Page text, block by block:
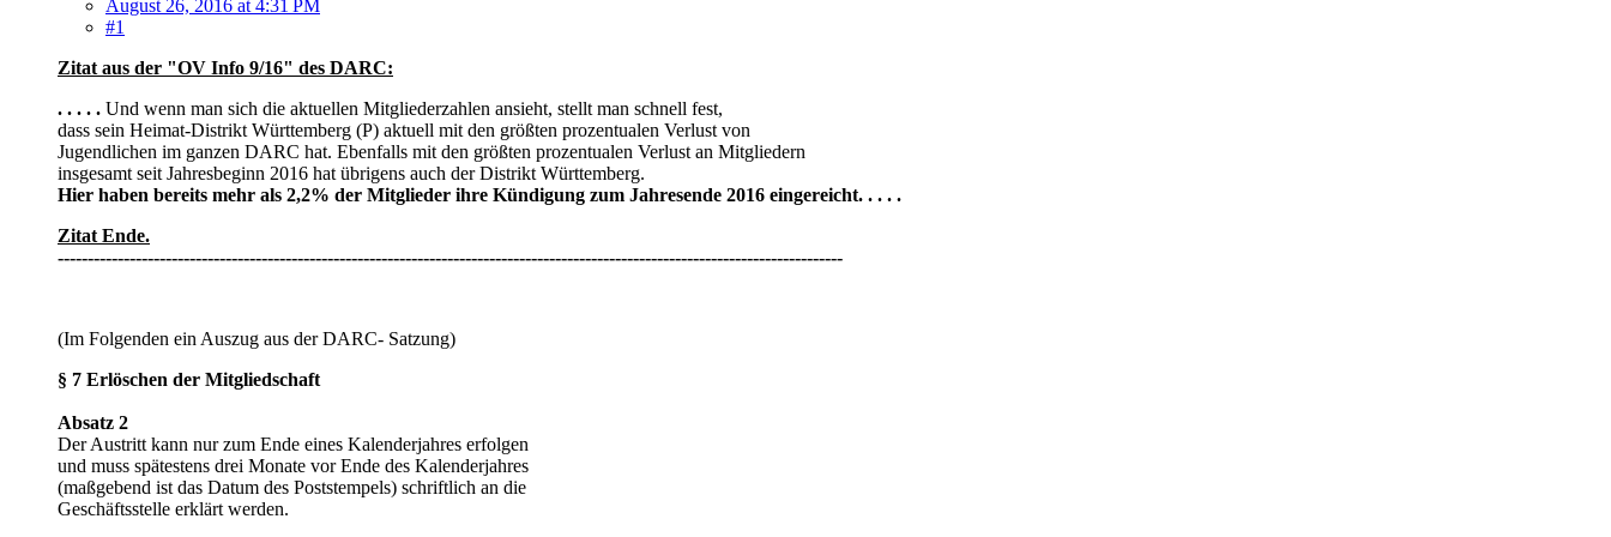
August 26, 2016 at 4:31 PM
#1
Zitat aus der "OV Info 9/16" des DARC:
. . . . . Und wenn man sich die aktuellen Mitgliederzahlen ansieht, stellt man schnell fest,
dass sein Heimat-Distrikt Württemberg (P) aktuell mit den größten prozentualen Verlust von
Jugendlichen im ganzen DARC hat. Ebenfalls mit den größten prozentualen Verlust an Mitgliedern
insgesamt seit Jahresbeginn 2016 hat übrigens auch der Distrikt Württemberg.
Hier haben bereits mehr als 2,2% der Mitglieder ihre Kündigung zum Jahresende 2016 eingereicht. . . . .
Zitat Ende.
-----------------------------------------------------------------------------------------------------------------------------------
(Im Folgenden ein Auszug aus der DARC- Satzung)
§ 7 Erlöschen der Mitgliedschaft
Absatz 2
Der Austritt kann nur zum Ende eines Kalenderjahres erfolgen
und muss spätestens drei Monate vor Ende des Kalenderjahres
(maßgebend ist das Datum des Poststempels) schriftlich an die
Geschäftsstelle erklärt werden.